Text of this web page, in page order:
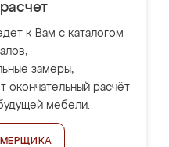
к Вам с каталогом
замеры,
окончательный расчёт
мебели.